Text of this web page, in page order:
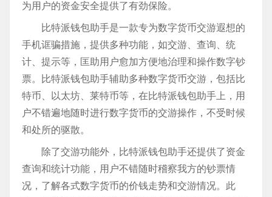
为用户的资金安全提供了有劲保险。
比特派钱包助手是一款专为数字货币交游遐想的
手机诓骗措施，提供多种功能，如交游、查询、统
计、提示等，匡助用户愈加方便地治理和操作数字钞
票。比特派钱包助手辅助多种数字货币交游，包括比
特币、以太坊、莱特币等，在比特派钱包助手上，用
户不错遍地随时进行数字货币的交游操作，不受时候
和处所的驱散。
除了交游功能外，比特派钱包助手还提供了资金
查询和统计功能，用户不错随时稽察我方的钞票情
况，了解各式数字货币的价钱走势和交游情况。此